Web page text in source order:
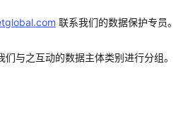
联系我们的数据保护专员。
与之互动的数据主体类别进行分组。